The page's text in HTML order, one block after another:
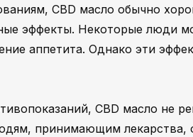
CBD масло обычно
эффекты. Некоторые люди
аппетита. Однако эти
CBD масло не
принимающим лекарства,